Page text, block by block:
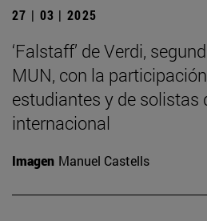
27 | 03 | 2025
‘Falstaff’ de Verdi,
MUN, con la
estudiantes y de solistas
internacional
Imagen Manuel Castells